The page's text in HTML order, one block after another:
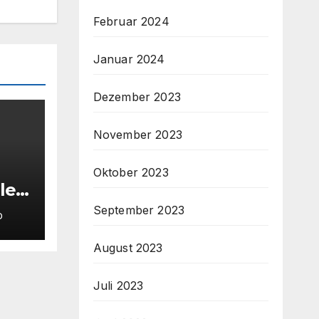
Februar 2024
Januar 2024
Dezember 2023
November 2023
Oktober 2023
September 2023
August 2023
Juli 2023